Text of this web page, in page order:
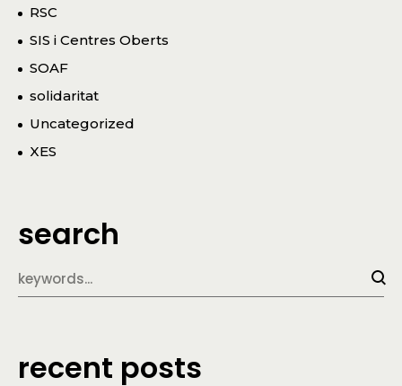
RSC
SIS i Centres Oberts
SOAF
solidaritat
Uncategorized
XES
search
recent posts